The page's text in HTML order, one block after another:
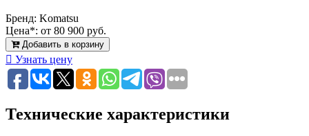
Бренд: Komatsu
Цена*: от 80 900 руб.
Добавить в корзину
Узнать цену
Технические характеристики